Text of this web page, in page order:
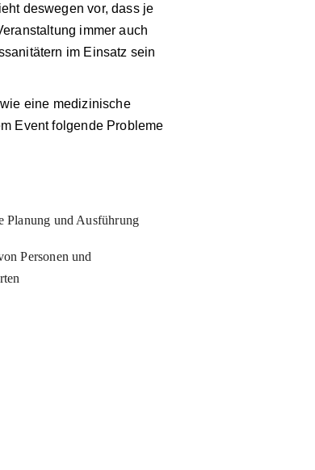
deswegen vor, dass je
immer auch
im Einsatz sein
eine medizinische
Event folgende Probleme
Planung und Ausführung
Personen und